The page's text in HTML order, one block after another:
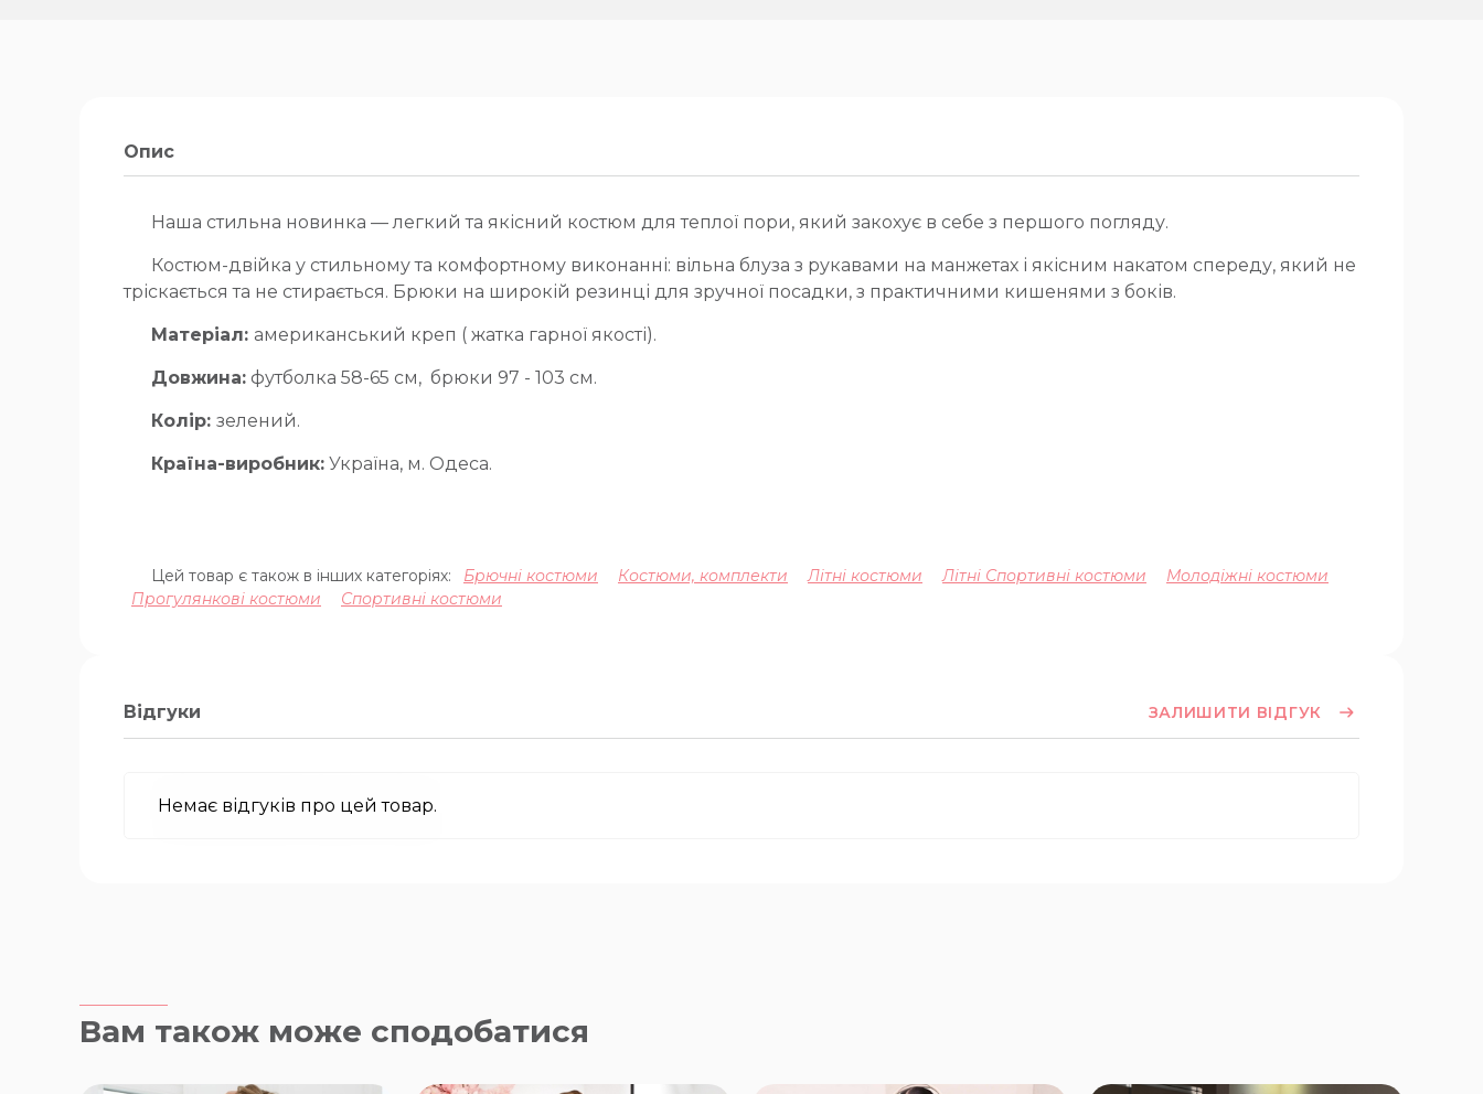
Опис
Наша стильна новинка — легкий та якісний костюм для теплої пори, який закохує в себе з першого погляду.
Костюм-двійка у стильному та комфортному виконанні: вільна блуза з рукавами на манжетах і якісним накатом спереду, який не
тріскається та не стирається. Брюки на широкій резинці для зручної посадки, з практичними кишенями з боків.
Матеріал: американський креп ( жатка гарної якості).
Довжина: футболка 58-65 см, брюки 97 - 103 см.
Колір: зелений.
Країна-виробник: Україна, м. Одеса.
Цей товар є також в інших категоріях: Брючні костюми Костюми, комплекти Літні костюми Літні Спортивні костюми
Молодіжні костюми
Прогулянкові костюми
Спортивні костюми
Відгуки ЗАЛИШИТИ ВІДГУК
Немає відгуків про цей товар.
Вам також може сподобатися